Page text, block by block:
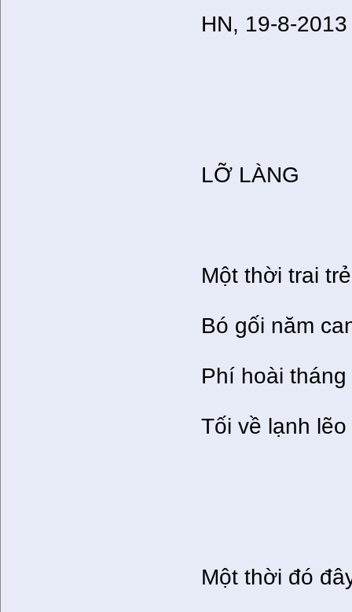
HN, 19-8-2013
LỠ LÀNG
Một thời trai
Bó gối năm
Phí hoài
Tối về lạnh
Một thời đó